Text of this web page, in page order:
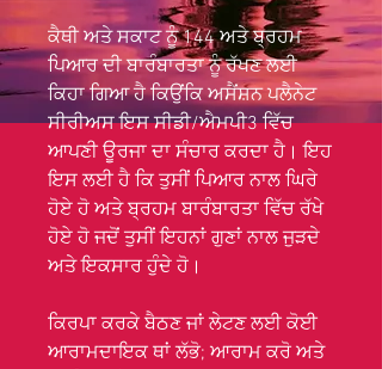
ਕੈਥੀ ਅਤੇ ਸਕਾਟ ਨੂੰ 144 ਅਤੇ ਬ੍ਰਹਮ
ਪਿਆਰ ਦੀ ਬਾਰੰਬਾਰਤਾ ਨੂੰ ਰੱਖਣ ਲਈ
ਕਿਹਾ ਗਿਆ ਹੈ ਕਿਉਂਕਿ ਅਸੈਂਸ਼ਨ ਪਲੈਨੇਟ
ਸੀਰੀਅਸ ਇਸ ਸੀਡੀ/ਐਮਪੀ3 ਵਿੱਚ
ਆਪਣੀ ਊਰਜਾ ਦਾ ਸੰਚਾਰ ਕਰਦਾ ਹੈ। ਇਹ
ਇਸ ਲਈ ਹੈ ਕਿ ਤੁਸੀਂ ਪਿਆਰ ਨਾਲ ਘਿਰੇ
ਹੋਏ ਹੋ ਅਤੇ ਬ੍ਰਹਮ ਬਾਰੰਬਾਰਤਾ ਵਿੱਚ ਰੱਖੇ
ਹੋਏ ਹੋ ਜਦੋਂ ਤੁਸੀਂ ਇਹਨਾਂ ਗੁਣਾਂ ਨਾਲ ਜੁੜਦੇ
ਅਤੇ ਇਕਸਾਰ ਹੁੰਦੇ ਹੋ।
ਕਿਰਪਾ ਕਰਕੇ ਬੈਠਣ ਜਾਂ ਲੇਟਣ ਲਈ ਕੋਈ
ਆਰਾਮਦਾਇਕ ਥਾਂ ਲੱਭੋ; ਆਰਾਮ ਕਰੋ ਅਤੇ